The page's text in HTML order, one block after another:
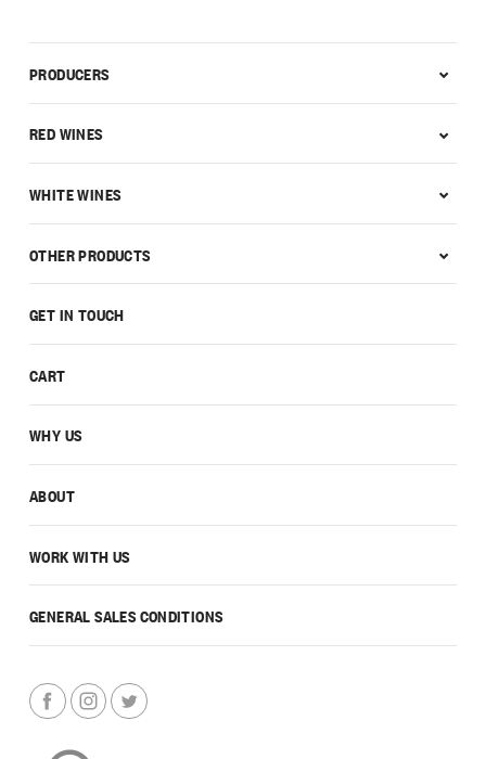
GET IN TOUCH
CART
WHY US
ABOUT
WORK WITH US
GENERAL SALES CONDITIONS
PRODUCERS
RED WINES
WHITE WINES
OTHER PRODUCTS